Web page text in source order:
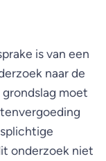
is van een
naar de
moet
onderzoek niet